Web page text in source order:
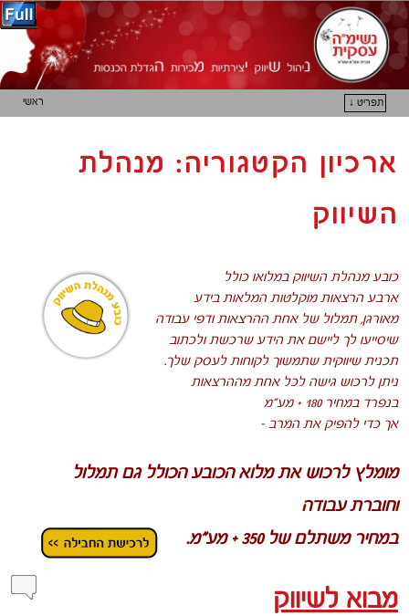
ראשי
תפריט ↓
ארכיון הקטגוריה: מנהלת
השיווק
כובע מנהלת השיווק במלואו כולל
ארבע הרצאות מוקלטות המלאות בידע
מאורגן, תמלול של אחת ההרצאות ודפי עבודה
שיסייעו לך ליישם את הידע שרכשת ולכתוב
תכנית שיווקית שתמשוך לקוחות לעסק שלך.
ניתן לרכוש גישה לכל אחת מההרצאות
בנפרד במחיר 180 + מע”מ
אך כדי להפיק את המרב –
מומלץ לרכוש את מלוא הכובע הכולל גם תמלול
וחוברת עבודה
במחיר משתלם של 350 + מע”מ.
מבוא לשיווק